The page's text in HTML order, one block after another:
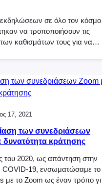
σε όλο τον κόσμο
να τροποποιήσουν τις
των καθισμάτων τους για να
Για να σας βοηθήσουμε να
τη συμμόρφωσή σας με τη
έχουμε συμπεριλάβει τη
αποκλεισμού καθισμάτων και
πρόσθετων διαδρόμων στην
17, 2021
των συνεδριάσεων
δυνατότητα κράτησης
του 2020, ως απάντηση στην
COVID-19, ενσωματώσαμε το
με το Zoom ως έναν τρόπο